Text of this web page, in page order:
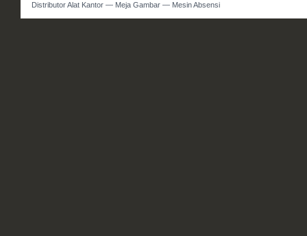
Distributor Alat Kantor — Meja Gambar — Mesin Absensi